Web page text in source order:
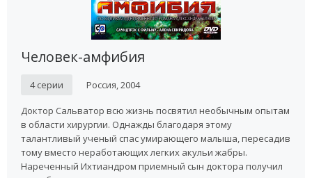
Человек-амфибия
4 серии Россия, 2004
Доктор Сальватор всю жизнь посвятил необычным опытам
в области хирургии. Однажды благодаря этому
талантливый ученый спас умирающего малыша, пересадив
тому вместо неработающих легких акульи жабры.
Нареченный Ихтиандром приемный сын доктора получил